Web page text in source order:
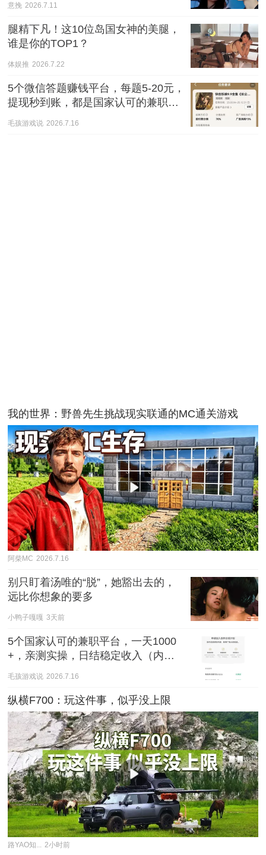
意挽 2026.7.11
腿精下凡！这10位岛国女神的美腿，
谁是你的TOP1？
体娱推 2026.7.22
5个微信答题赚钱平台，每题5-20元，
提现秒到账，都是国家认可的兼职副
毛孩游戏说 2026.7.16
我的世界：野兽先生挑战现实联通的MC通关游戏
阿柴MC 2026.7.16
别只盯着汤唯的“脱”，她豁出去的，
远比你想象的要多
小鸭子嘎嘎 3天前
5个国家认可的兼职平台，一天1000
+，亲测实操，日结稳定收入（内附
毛孩游戏说 2026.7.16
纵横F700：玩这件事，似乎没上限
路YAO知... 2小时前